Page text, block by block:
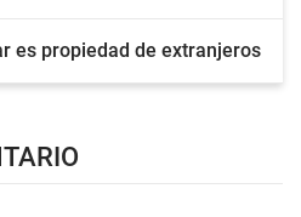
es propiedad de extranjeros